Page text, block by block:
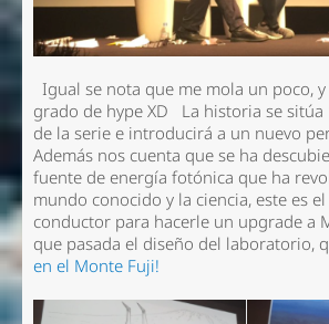
Igual se nota que me mola un poco,
grado de hype XD La historia se sitúa
de la serie e introducirá a un nuevo
Además nos cuenta que se ha
fuente de energía fotónica que ha
mundo conocido y la ciencia, este es
conductor para hacerle un upgrade a
que pasada el diseño del laboratorio,
en el Monte Fuji!